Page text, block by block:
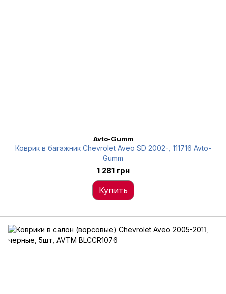
Avto-Gumm
Коврик в багажник Chevrolet Aveo SD 2002-, 111716 Avto-
Gumm
1 281 грн
Купить